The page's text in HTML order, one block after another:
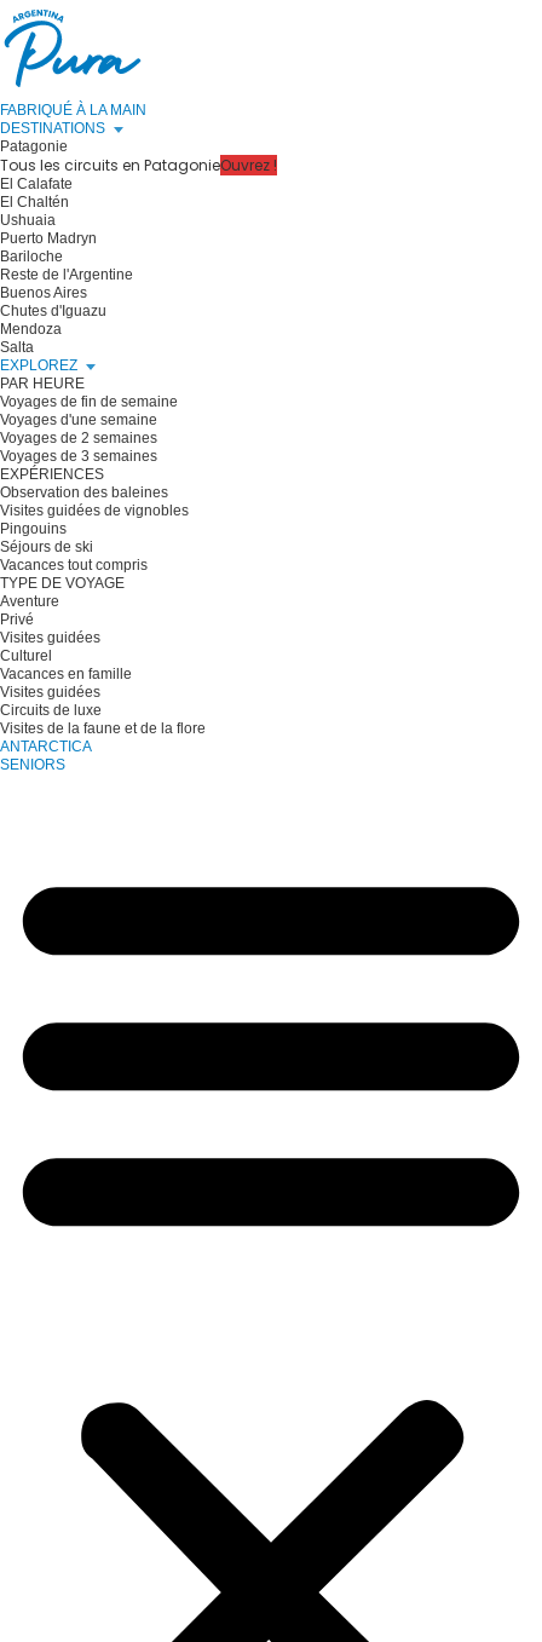
FABRIQUÉ À LA MAIN
DESTINATIONS
Patagonie
Tous les circuits en PatagonieOuvrez !
El Calafate
El Chaltén
Ushuaia
Puerto Madryn
Bariloche
Reste de l'Argentine
Buenos Aires
Chutes d'Iguazu
Mendoza
Salta
EXPLOREZ
PAR HEURE
Voyages de fin de semaine
Voyages d'une semaine
Voyages de 2 semaines
Voyages de 3 semaines
EXPÉRIENCES
Observation des baleines
Visites guidées de vignobles
Pingouins
Séjours de ski
Vacances tout compris
TYPE DE VOYAGE
Aventure
Privé
Visites guidées
Culturel
Vacances en famille
Visites guidées
Circuits de luxe
Visites de la faune et de la flore
ANTARCTICA
SENIORS